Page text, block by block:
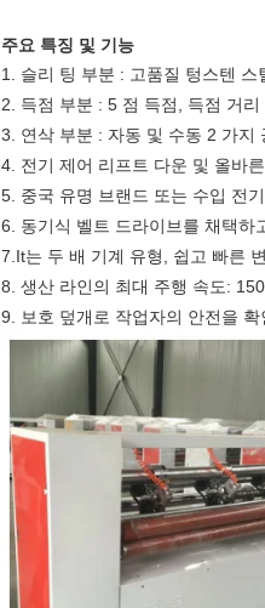
주요 특징 및 기능
1. 슬리 팅 부분 : 고품질 텅스텐
2. 득점 부분 : 5 점 득점, 득점 거
3. 연삭 부분 : 자동 및 수동 2 가지
4. 전기 제어 리프트 다운 및 올바
5. 중국 유명 브랜드 또는 수입 전
6. 동기식 벨트 드라이브를 채택하
7.It는 두 배 기계 유형, 쉽고 빠른
8. 생산 라인의 최대 주행 속도:
9. 보호 덮개로 작업자의 안전을 확